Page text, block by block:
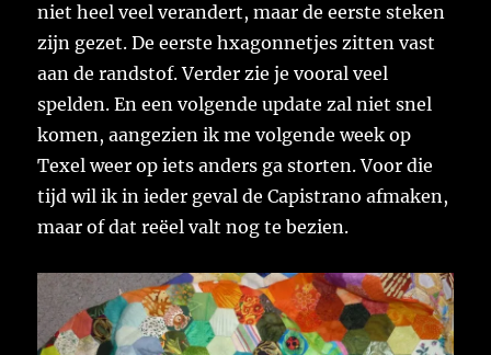
niet heel veel verandert, maar de eerste steken
zijn gezet. De eerste hxagonnetjes zitten vast
aan de randstof. Verder zie je vooral veel
spelden. En een volgende update zal niet snel
komen, aangezien ik me volgende week op
Texel weer op iets anders ga storten. Voor die
tijd wil ik in ieder geval de Capistrano afmaken,
maar of dat reëel valt nog te bezien.